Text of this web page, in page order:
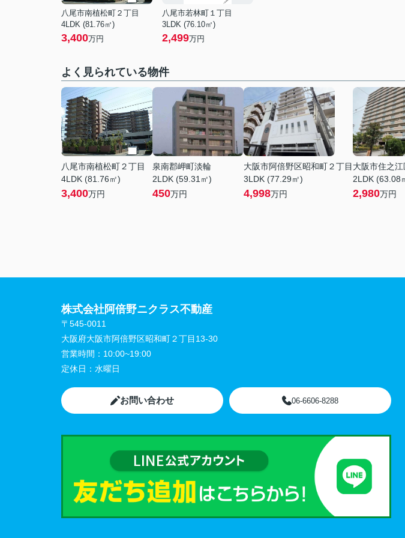
八尾市南植松町２丁目
4LDK (81.76㎡)
3,400万円
八尾市若林町１丁目
3LDK (76.10㎡)
2,499万円
よく見られている物件
八尾市南植松町２丁目
4LDK (81.76㎡)
3,400万円
泉南郡岬町淡輪
2LDK (59.31㎡)
450万円
大阪市阿倍野区昭和町２丁目
3LDK (77.29㎡)
4,998万円
大阪市住之
2LDK (63.08
2,980万円
株式会社阿倍野ニクラス不動産
〒545-0011
大阪府大阪市阿倍野区昭和町２丁目13-30
営業時間： 10:00~19:00
定休日： 水曜日
お問い合わせ 06-6606-8288